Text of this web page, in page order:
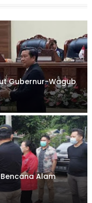
Gubernur-Wagub
Bencana Alam